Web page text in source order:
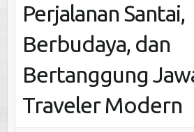
Perjalanan Santai,
Berbudaya, dan
Bertanggung
Traveler Modern